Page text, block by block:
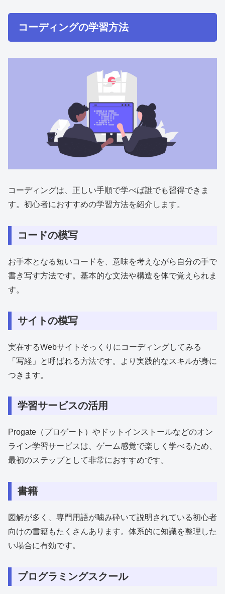
コーディングの学習方法
コーディングは、正しい手順で学べば誰でも習得できま
す。初心者におすすめの学習方法を紹介します。
コードの模写
お手本となる短いコードを、意味を考えながら自分の手で
書き写す方法です。基本的な文法や構造を体で覚えられま
す。
サイトの模写
実在するWebサイトそっくりにコーディングしてみる
「写経」と呼ばれる方法です。より実践的なスキルが身に
つきます。
学習サービスの活用
Progate（プロゲート）やドットインストールなどのオン
ライン学習サービスは、ゲーム感覚で楽しく学べるため、
最初のステップとして非常におすすめです。
書籍
図解が多く、専門用語が噛み砕いて説明されている初心者
向けの書籍もたくさんあります。体系的に知識を整理した
い場合に有効です。
プログラミングスクール